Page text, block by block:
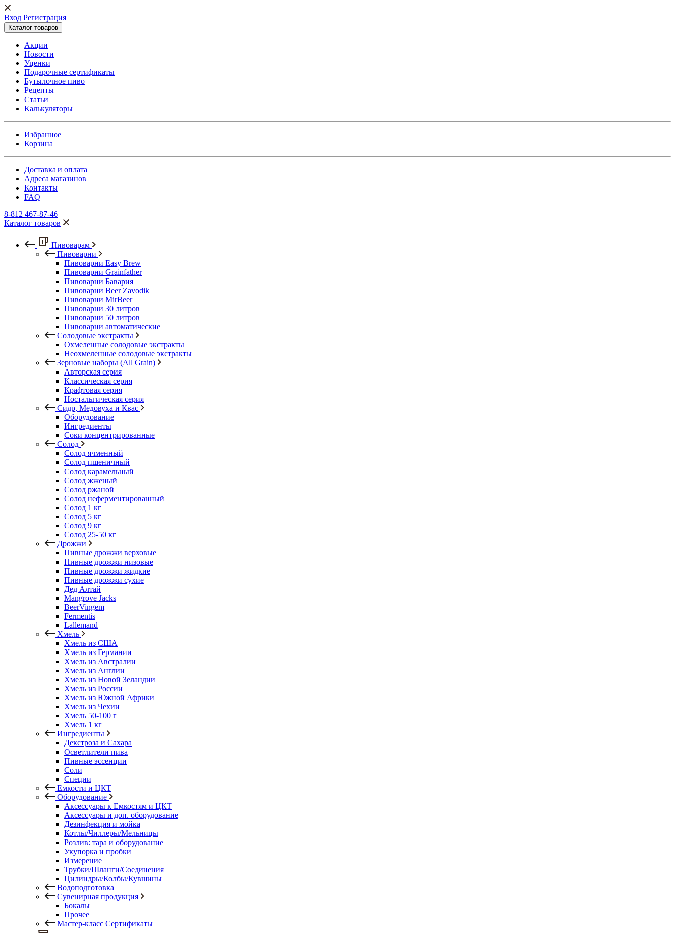
Вход Регистрация
Каталог товаров
Акции
Новости
Уценки
Подарочные сертификаты
Бутылочное пиво
Рецепты
Статьи
Калькуляторы
Избранное
Корзина
Доставка и оплата
Адреса магазинов
Контакты
FAQ
8-812 467-87-46
Каталог товаров
Пивоварам
Пивоварни
Пивоварни Easy Brew
Пивоварни Grainfather
Пивоварни Бавария
Пивоварни Beer Zavodik
Пивоварни MirBeer
Пивоварни 30 литров
Пивоварни 50 литров
Пивоварни автоматические
Солодовые экстракты
Охмеленные солодовые экстракты
Неохмеленные солодовые экстракты
Зерновые наборы (All Grain)
Авторская серия
Классическая серия
Крафтовая серия
Ностальгическая серия
Сидр, Медовуха и Квас
Оборудование
Ингредиенты
Соки концентрированные
Солод
Солод ячменный
Солод пшеничный
Солод карамельный
Солод жженый
Солод ржаной
Солод неферментированный
Солод 1 кг
Солод 5 кг
Солод 9 кг
Солод 25-50 кг
Дрожжи
Пивные дрожжи верховые
Пивные дрожжи низовые
Пивные дрожжи жидкие
Пивные дрожжи сухие
Дед Алтай
Mangrove Jacks
BeerVingem
Fermentis
Lallemand
Хмель
Хмель из США
Хмель из Германии
Хмель из Австралии
Хмель из Англии
Хмель из Новой Зеландии
Хмель из России
Хмель из Южной Африки
Хмель из Чехии
Хмель 50-100 г
Хмель 1 кг
Ингредиенты
Декстроза и Сахара
Осветлители пива
Пивные эссенции
Соли
Специи
Емкости и ЦКТ
Оборудование
Аксессуары к Емкостям и ЦКТ
Аксессуары и доп. оборудование
Дезинфекция и мойка
Котлы/Чиллеры/Мельницы
Розлив: тара и оборудование
Укупорка и пробки
Измерение
Трубки/Шланги/Соединения
Цилиндры/Колбы/Кувшины
Водоподготовка
Сувенирная продукция
Бокалы
Прочее
Мастер-класс Сертификаты